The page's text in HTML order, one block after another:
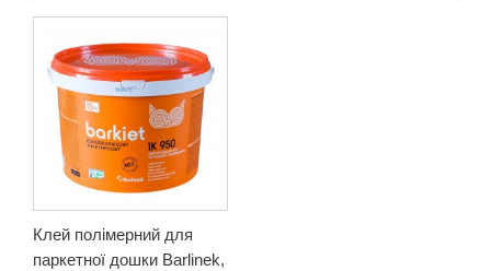
Клей полімерний для
паркетної дошки Barlinek,